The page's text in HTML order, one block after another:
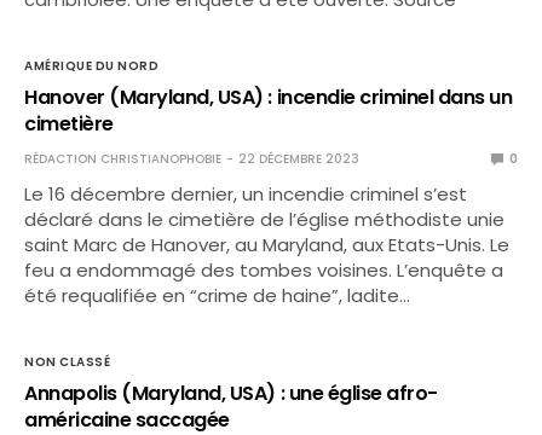
AMÉRIQUE DU NORD
Hanover (Maryland, USA) : incendie criminel dans un
cimetière
RÉDACTION CHRISTIANOPHOBIE 22 DÉCEMBRE 2023 0
Le 16 décembre dernier, un incendie criminel s’est
déclaré dans le cimetière de l’église méthodiste unie
saint Marc de Hanover, au Maryland, aux Etats-Unis. Le
feu a endommagé des tombes voisines. L’enquête a
été requalifiée en “crime de haine”, ladite…
NON CLASSÉ
Annapolis (Maryland, USA) : une église afro-
américaine saccagée